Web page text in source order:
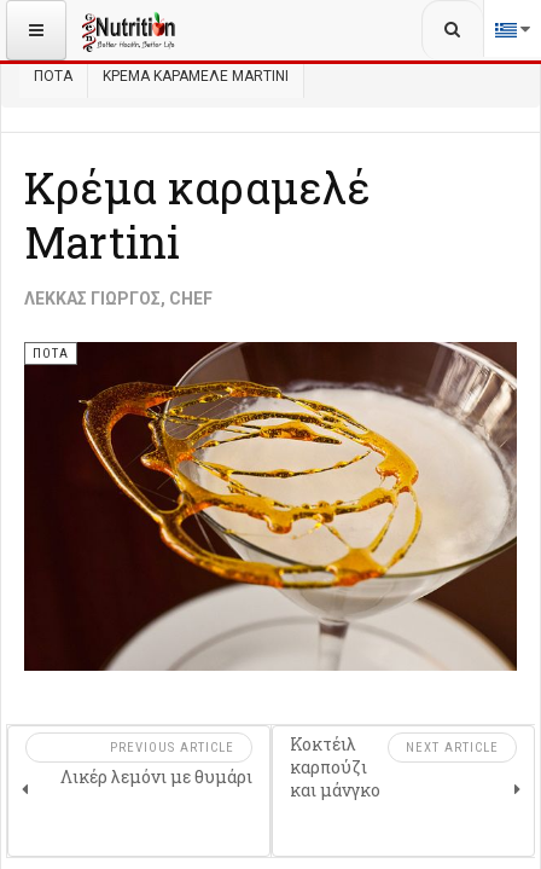
ΒΡΊΣΚΕΣΤΕ ΕΔΏ: ΠΟΤΆ & ΡΟΦΉΜΑΤΑ
ΠΟΤΆ ΚΡΈΜΑ ΚΑΡΑΜΕΛΈ MARTINI
Κρέμα καραμελέ
Martini
ΛΈΚΚΑΣ ΓΙΏΡΓΟΣ, CHEF
ΠΟΤΆ
PREVIOUS ARTICLE
Λικέρ λεμόνι με θυμάρι
NEXT ARTICLE
Κοκτέιλ
καρπούζι
και μάνγκο